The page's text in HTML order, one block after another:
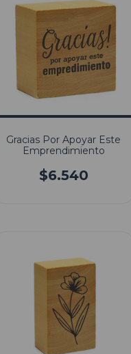
Gracias Por Apoyar Este
Emprendimiento
$6.540